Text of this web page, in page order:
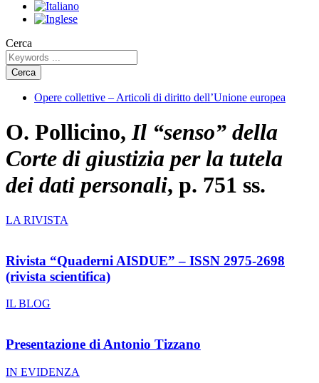
Cerca
Cerca
Opere collettive – Articoli di diritto dell’Unione europea
O. Pollicino,Il “senso” della
Corte di giustizia per la tutela
dei dati personali, p. 751 ss.
LA RIVISTA
Rivista “Quaderni AISDUE” – ISSN 2975-2698
(rivista scientifica)
IL BLOG
Presentazione di Antonio Tizzano
IN EVIDENZA